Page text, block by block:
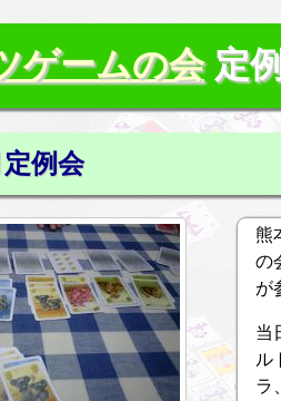
ゲームの会定
例会
熊
の
が
当
ル
ラ、